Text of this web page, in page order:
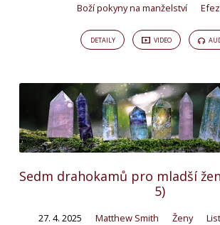
Boží pokyny na manželství
DETAILY VIDEO
Sedm drahokamů pro mladší
5)
27. 4. 2025 Matthew Smith Ženy